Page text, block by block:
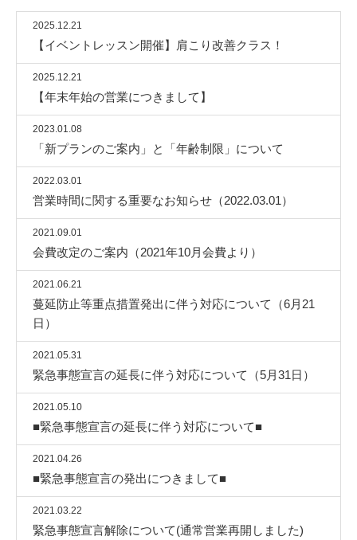
2025.12.21
【イベントレッスン開催】肩こり改善クラス！
2025.12.21
【年末年始の営業につきまして】
2023.01.08
「新プランのご案内」と「年齢制限」について
2022.03.01
営業時間に関する重要なお知らせ（2022.03.01）
2021.09.01
会費改定のご案内（2021年10月会費より）
2021.06.21
蔓延防止等重点措置発出に伴う対応について（6月21
日）
2021.05.31
緊急事態宣言の延長に伴う対応について（5月31日）
2021.05.10
■緊急事態宣言の延長に伴う対応について■
2021.04.26
■緊急事態宣言の発出につきまして■
2021.03.22
緊急事態宣言解除について(通常営業再開しました)